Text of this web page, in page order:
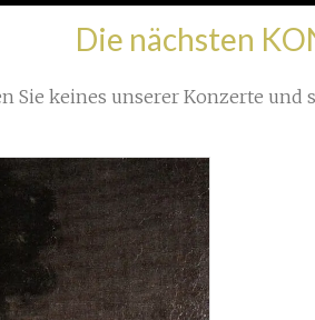
Die nächsten
Sie keines unserer Konzerte und